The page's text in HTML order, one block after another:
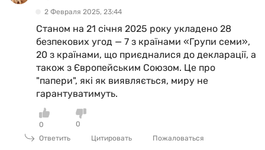
2 Февраля 2025, 23:44
Станом на 21 січня 2025 року укладено 28
безпекових угод — 7 з країнами «Групи семи»,
20 з країнами, що приєдналися до декларації, а
також з Європейським Союзом. Це про
"папери", які як виявляється, миру не
гарантуватимуть.
0
0
Ответить
Цитировать Пожаловаться